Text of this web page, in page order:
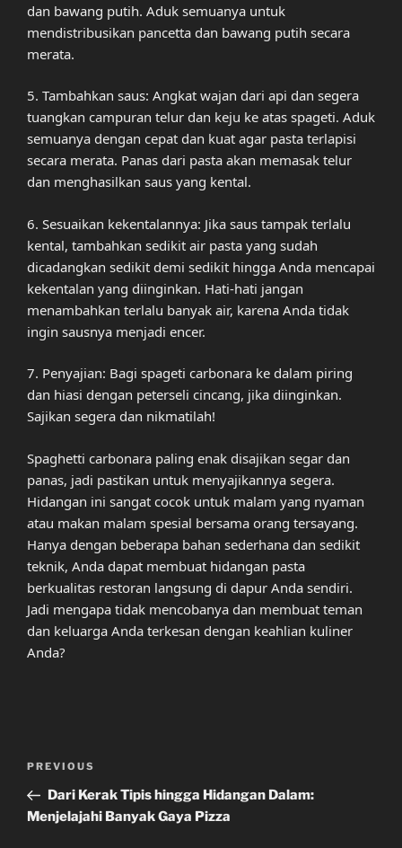
dan bawang putih. Aduk semuanya untuk
mendistribusikan pancetta dan bawang putih secara
merata.
5. Tambahkan saus: Angkat wajan dari api dan segera
tuangkan campuran telur dan keju ke atas spageti. Aduk
semuanya dengan cepat dan kuat agar pasta terlapisi
secara merata. Panas dari pasta akan memasak telur
dan menghasilkan saus yang kental.
6. Sesuaikan kekentalannya: Jika saus tampak terlalu
kental, tambahkan sedikit air pasta yang sudah
dicadangkan sedikit demi sedikit hingga Anda mencapai
kekentalan yang diinginkan. Hati-hati jangan
menambahkan terlalu banyak air, karena Anda tidak
ingin sausnya menjadi encer.
7. Penyajian: Bagi spageti carbonara ke dalam piring
dan hiasi dengan peterseli cincang, jika diinginkan.
Sajikan segera dan nikmatilah!
Spaghetti carbonara paling enak disajikan segar dan
panas, jadi pastikan untuk menyajikannya segera.
Hidangan ini sangat cocok untuk malam yang nyaman
atau makan malam spesial bersama orang tersayang.
Hanya dengan beberapa bahan sederhana dan sedikit
teknik, Anda dapat membuat hidangan pasta
berkualitas restoran langsung di dapur Anda sendiri.
Jadi mengapa tidak mencobanya dan membuat teman
dan keluarga Anda terkesan dengan keahlian kuliner
Anda?
Previous
Post
PREVIOUS
Dari Kerak Tipis hingga Hidangan Dalam:
Menjelajahi Banyak Gaya Pizza